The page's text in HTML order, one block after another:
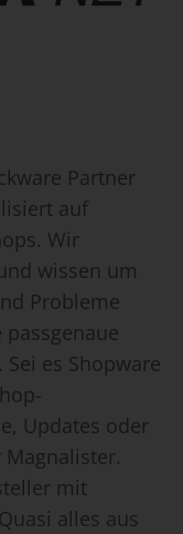
Partner
auf
Wir
wissen um
Probleme
es Shopware
Updates oder
mit
alles aus